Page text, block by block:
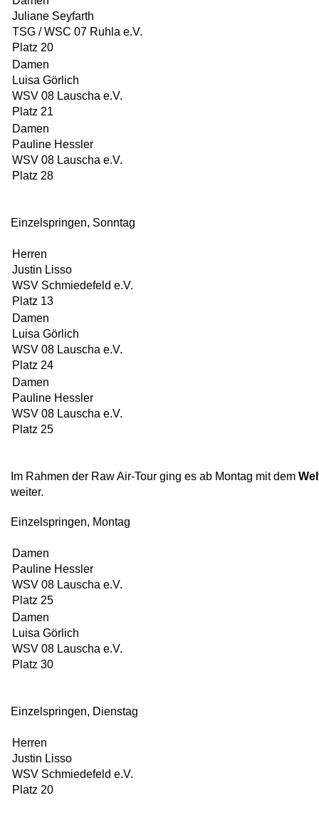
Juliane Seyfarth
TSG / WSC 07 Ruhla e.V.
Platz 20
Damen
Luisa Görlich
WSV 08 Lauscha e.V.
Platz 21
Damen
Pauline Hessler
WSV 08 Lauscha e.V.
Platz 28
Einzelspringen, Sonntag
Herren
Justin Lisso
WSV Schmiedefeld e.V.
Platz 13
Damen
Luisa Görlich
WSV 08 Lauscha e.V.
Platz 24
Damen
Pauline Hessler
WSV 08 Lauscha e.V.
Platz 25
Im Rahmen der Raw Air-Tour ging es ab Montag mit dem
weiter.
Einzelspringen, Montag
Damen
Pauline Hessler
WSV 08 Lauscha e.V.
Platz 25
Damen
Luisa Görlich
WSV 08 Lauscha e.V.
Platz 30
Einzelspringen, Dienstag
Herren
Justin Lisso
WSV Schmiedefeld e.V.
Platz 20